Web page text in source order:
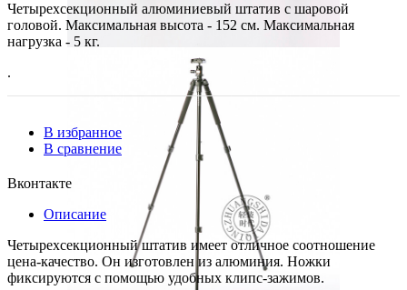
Четырехсекционный алюминиевый штатив с шаровой
головой. Максимальная высота - 152 см. Максимальная
нагрузка - 5 кг.
.
В избранное
В сравнение
Вконтакте
Описание
Четырехсекционный штатив имеет отличное соотношение
цена-качество. Он изготовлен из алюминия. Ножки
фиксируются с помощью удобных клипс-зажимов.